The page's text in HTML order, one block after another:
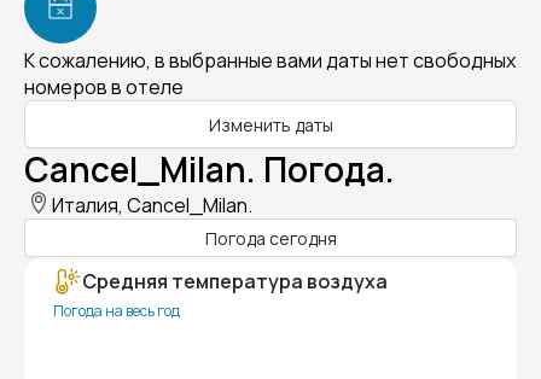
К сожалению, в выбранные вами даты нет свободных
номеров в отеле
Изменить даты
Cancel_Milan. Погода.
Италия, Cancel_Milan.
Погода сегодня
Средняя температура воздуха
Погода на весь год